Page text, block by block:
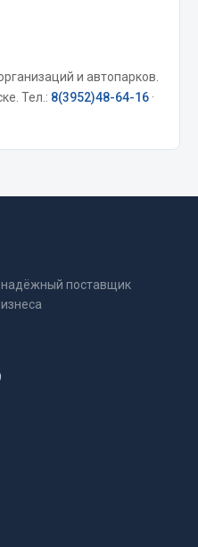
и автопарков.
Тел.: 8(3952)48-64-16 ·
надёжный поставщик